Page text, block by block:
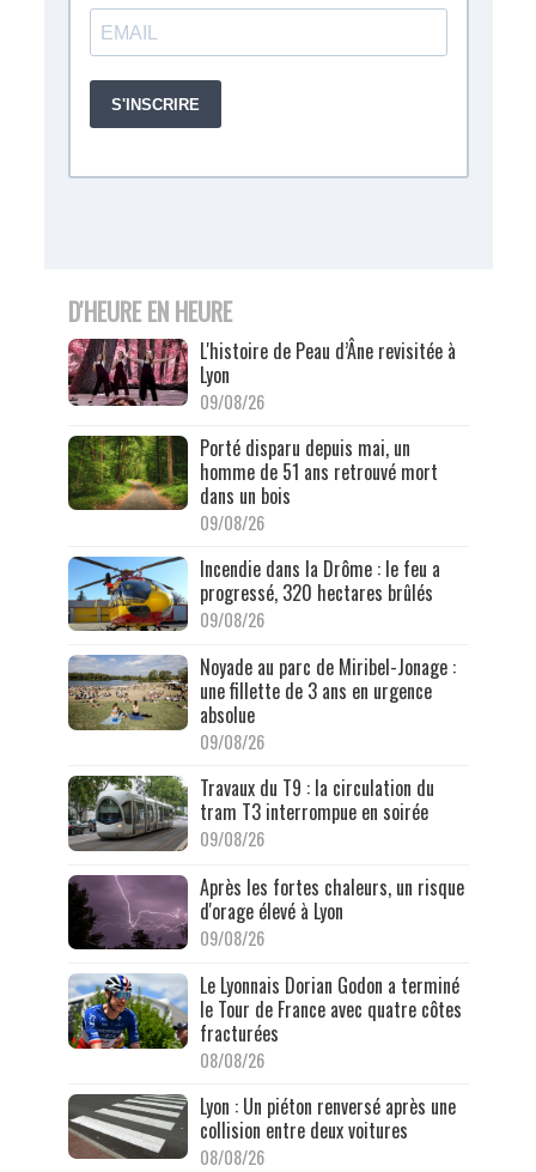
D'HEURE EN HEURE
L'histoire de Peau d’Âne revisitée à
Lyon
09/08/26
Porté disparu depuis mai, un
homme de 51 ans retrouvé mort
dans un bois
09/08/26
Incendie dans la Drôme : le feu a
progressé, 320 hectares brûlés
09/08/26
Noyade au parc de Miribel-Jonage :
une fillette de 3 ans en urgence
absolue
09/08/26
Travaux du T9 : la circulation du
tram T3 interrompue en soirée
09/08/26
Après les fortes chaleurs, un risque
d'orage élevé à Lyon
09/08/26
Le Lyonnais Dorian Godon a terminé
le Tour de France avec quatre côtes
fracturées
08/08/26
Lyon : Un piéton renversé après une
collision entre deux voitures
08/08/26